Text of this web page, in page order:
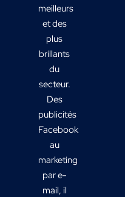
meilleurs
et des
plus
brillants
du
secteur.
Des
publicités
Facebook
au
marketing
par e-
mail, il